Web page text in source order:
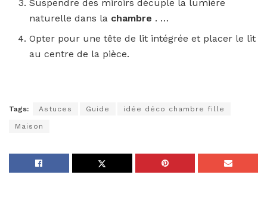
Suspendre des miroirs décuple la lumière
naturelle dans la chambre . …
Opter pour une tête de lit intégrée et placer le lit
au centre de la pièce.
Tags: Astuces Guide idée déco chambre fille
Maison